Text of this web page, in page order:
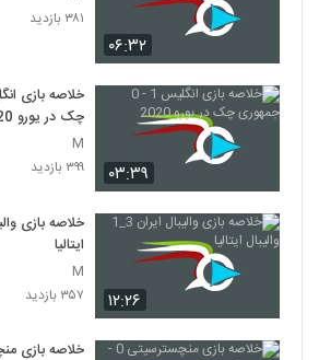
۰۶:۳۲
۳۸۱ بازدید
۰۳:۳۹
چک در یورو 2020
M
۳۹۹ بازدید
۱۲:۲۶
ایتالیا
M
۳۵۷ بازدید